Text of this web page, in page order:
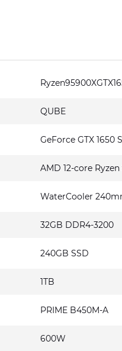
QUBE
GeForce GTX 1650
AMD 12-core
WaterCooler
32GB DDR4-3200
240GB SSD
1TB
PRIME B450M-A
600W